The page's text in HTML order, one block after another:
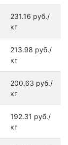
231.16 руб./
кг
213.98 руб./
кг
200.63 руб./
кг
192.31 руб./
кг